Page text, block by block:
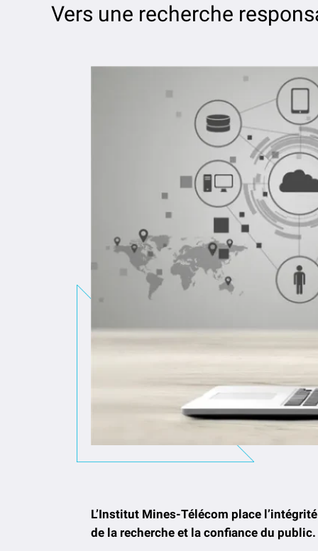
Vers une recherche
L’Institut Mines-Télécom place
de la recherche et la confiance du